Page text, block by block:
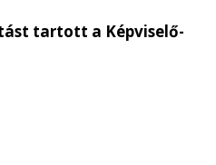
tartott a Képviselő-